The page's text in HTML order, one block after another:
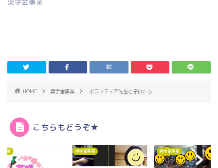
HOME 奨学金事業 ボランティア先生と子供たち
こちらもどうぞ★
事業 奨学金事業 奨学金事業